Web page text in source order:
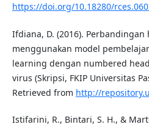
https://doi.org/10.18280/
Ifdiana, D. (2016). Perbandingan
menggunakan model
learning dengan numbered
virus (Skripsi, FKIP Universitas
Retrieved from http://
Istifarini, R., Bintari, S. H., &